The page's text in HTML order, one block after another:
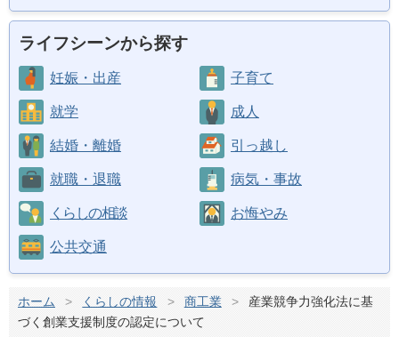
ライフシーンから探す
妊娠・出産 子育て
就学 成人
結婚・離婚 引っ越し
就職・退職 病気・事故
くらしの相談 お悔やみ
公共交通
ホーム > くらしの情報 > 商工業 >
産業競争力強化法に基
づく創業支援制度の認定について